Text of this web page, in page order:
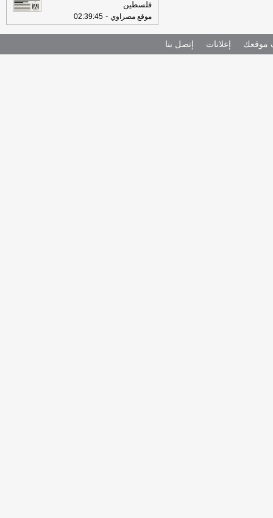
فلسطين
موقع مصراوي -
02:39:45
موقعك إعلانات إتصل بنا